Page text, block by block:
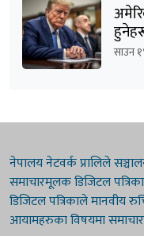
साउन
नेपालय नेटवर्क प्रालिले
समाचारमूलक डिजिटल
डिजिटल पत्रिकाले मानवीय
आयामहरुका विषयमा